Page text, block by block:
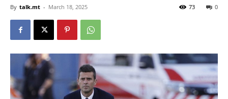
By talk.mt - March 18, 2025 0
73